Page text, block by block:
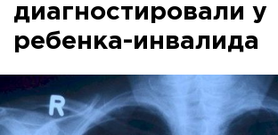
диагностировали у
ребенка-инвалида